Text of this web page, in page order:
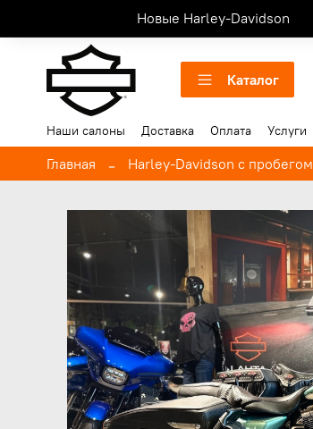
Новые Harley-Davidson
Каталог
Наши салоны Доставка Оплата Услуги
Главная Harley-Davidson с пробегом